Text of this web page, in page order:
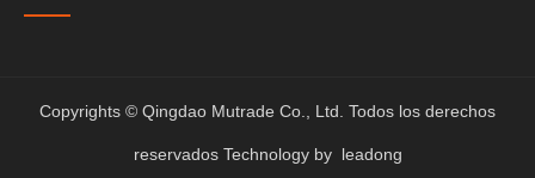
Copyrights © Qingdao Mutrade Co., Ltd. Todos los derechos
reservados Technology by leadong